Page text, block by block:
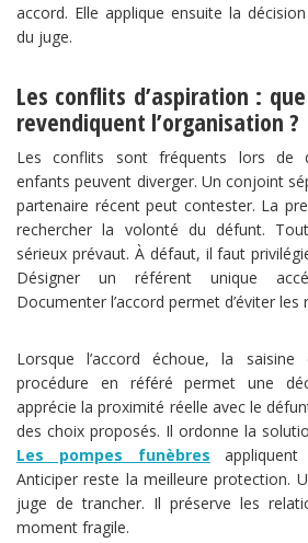
accord. Elle applique ensuite la
du juge.
Les conflits d’aspiration :
revendiquent l’organisation ?
Les conflits sont fréquents lors de
enfants peuvent diverger. Un conjoint
partenaire récent peut contester. La
rechercher la volonté du défunt.
sérieux prévaut. À défaut, il faut
Désigner un référent unique
Documenter l’accord permet d’éviter les
Lorsque l’accord échoue, la saisine
procédure en référé permet une
apprécie la proximité réelle avec le
des choix proposés. Il ordonne la
Les pompes funèbres appliquent
Anticiper reste la meilleure protection.
juge de trancher. Il préserve les
moment fragile.